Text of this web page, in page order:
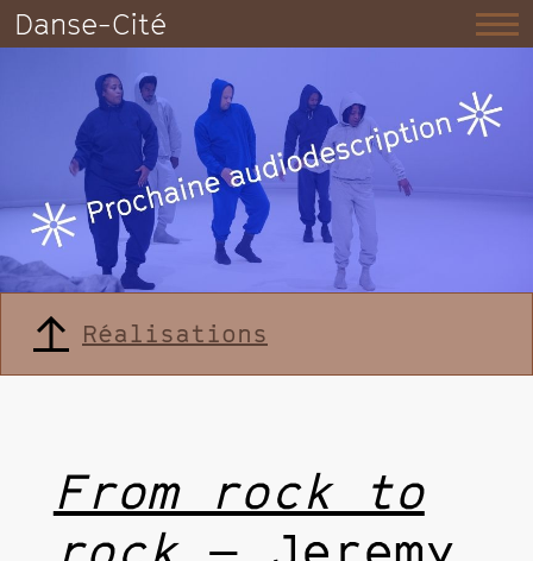
Danse-Cité
Réalisations
From rock to